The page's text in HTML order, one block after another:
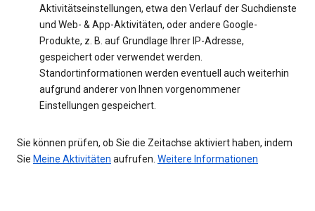
Aktivitätseinstellungen, etwa den Verlauf der Suchdienste
und Web- & App-Aktivitäten, oder andere Google-
Produkte, z. B. auf Grundlage Ihrer IP-Adresse,
gespeichert oder verwendet werden.
Standortinformationen werden eventuell auch weiterhin
aufgrund anderer von Ihnen vorgenommener
Einstellungen gespeichert.
Sie können prüfen, ob Sie die Zeitachse aktiviert haben, indem
Sie Meine Aktivitäten aufrufen. Weitere Informationen